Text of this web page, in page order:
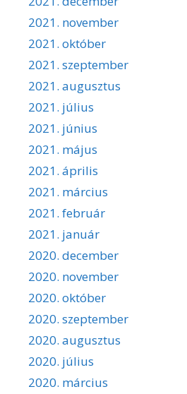
2021. november
2021. október
2021. szeptember
2021. augusztus
2021. július
2021. június
2021. május
2021. április
2021. március
2021. február
2021. január
2020. december
2020. november
2020. október
2020. szeptember
2020. augusztus
2020. július
2020. március